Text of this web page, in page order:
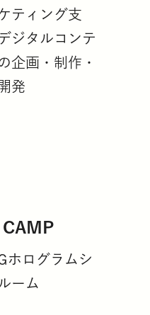
ティング支
ジタルコンテ
企画・制作・
発
ホログラムシ
ーム